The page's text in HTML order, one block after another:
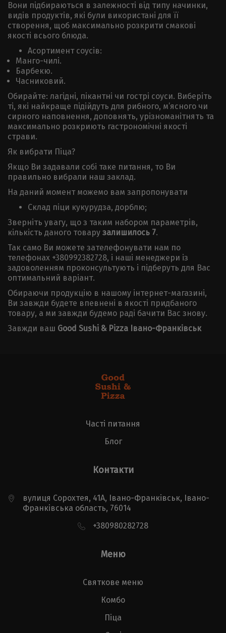
Вони підбираються в залежності від типу начинки,
видів продуктів, які були використані для її
створення, щоб максимально розкрити смакові
якості всього блюда.
Асортимент соусів:
Манго-чилі.
Барбекю.
Часниковий.
Обирайте: лагідні, пікантні чи гострі соуси. Виберіть
ті, які найкраще підійдуть для рибного, м’ясного чи
сирного наповнення, доповнять, урізноманітнять та
максимально розкриють гастрономічні якості
страви.
Як вибрати Піца?
Якщо Ви задавали собі таке питання, то Ви
правильно вибрали наш заклад.
На даний момент можемо вам запропонувати
Склад піци кукурудза, дорблю;
Зверніть увагу, що з таким набором параметрів,
кількість даного товару залишилось 7.
Так само Ви можете зателефонувати нам по
телефонах +380992382728, і наші менеджери із
задоволенням проконсультують і підберуть для Вас
оптимальний варіант.
Обираючи продукцію в нашому інтернет-магазині,
Ви завжди будете впевнені в якості придбаного
товару, а ми завжди будемо раді бачити Вас знову.
Завжди ваш Good Sushi & Pizza Івано-Франківськ
Часті питання
Блог
Контакти
вулиця Сорохтея, 41А, Івано-Франківськ, Івано-
Франківська область, 76014
+380980282728
Меню
Святкове меню
Комбо
Піца